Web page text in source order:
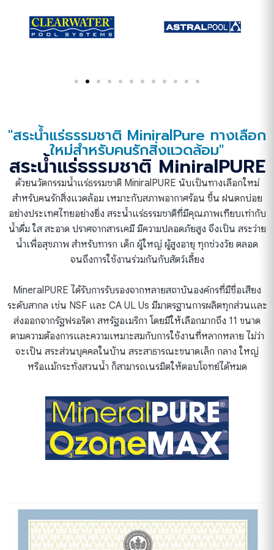
"สระน้ำแร่ธรรมชาติ MiniralPure ทางเลือก
ใหม่สำหรับคนรักสิ่งแวดล้อม"
สระน้ำแร่ธรรมชาติ MiniralPURE
ด้วยนวัตกรรมน้ำแร่ธรรมชาติ MiniralPURE นับเป็นทางเลือกใหม่
สำหรับคนรักสิ่งแวดล้อม เหมาะกับสภาพอากาศร้อน ชื้น ฝนตกบ่อย
อย่างประเทศไทยอย่างยิ่ง สระน้ำแร่ธรรมชาติที่มีคุณภาพเทียบเท่ากับ
น้ำดื่ม ใส สะอาด ปราศจากสารเคมี มีความปลอดภัยสูง จึงเป็น สระว่าย
น้ำเพื่อสุขภาพ สำหรับทารก เด็ก ผู้ใหญ่ ผู้สูงอายุ ทุกช่วงวัย ตลอด
จนถึงการใช้งานร่วมกันกับสัตว์เลี้ยง
MineralPURE ได้รับการรับรองจากหลายสถาบันองค์กรที่มีชื่อเสียง
ระดับสากล เช่น NSF และ CA UL Us มีมาตรฐานการผลิตทุกส่วนและ
ส่งออกจากรัฐฟรอริดา สหรัฐอเมริกา โดยมีให้เลือกมากถึง 11 ขนาด
ตามความต้องการและความเหมาะสมกับการใช้งานที่หลากหลาย ไม่ว่า
จะเป็น สระส่วนบุคคลในบ้าน สระสาธารณะขนาดเล็ก กลาง ใหญ่
หรือแม้กระทั่งสวนน้ำ ก็สามารถเนรมิตให้ตอบโจทย์ได้หมด